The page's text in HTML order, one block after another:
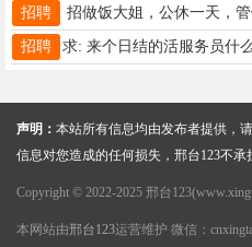
招聘
招聘
声明： 本站所有信息均由发布者提供，
信息对您造成的任何损失，邢台123不承
Copyright © 2022-2025 邢台
本网站由邢台123运营维护 微信：